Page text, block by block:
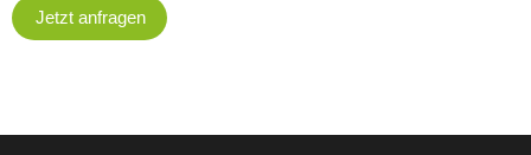
Jetzt anfragen